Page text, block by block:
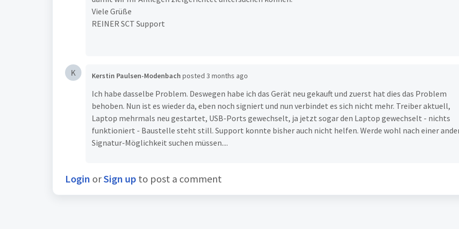
Viele Grüße
REINER SCT Support
K Kerstin Paulsen-Modenbach posted 3 months ago
Ich habe dasselbe Problem. Deswegen habe ich das Gerät neu gekauft und zuerst hat dies das Problem
behoben. Nun ist es wieder da, eben noch signiert und nun verbindet es sich nicht mehr. Treiber aktuell,
Laptop mehrmals neu gestartet, USB-Ports gewechselt, ja jetzt sogar den Laptop gewechselt - nichts
funktioniert - Baustelle steht still. Support konnte bisher auch nicht helfen. Werde wohl nach einer
Signatur-Möglichkeit suchen müssen....
Login orSign up to post a comment